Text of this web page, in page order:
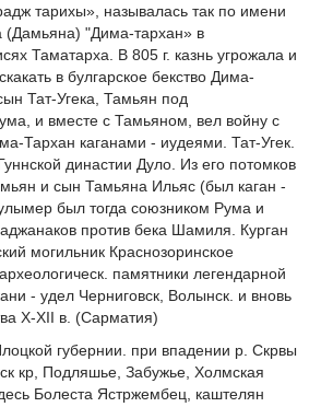
тарихы», называлась так по имени
(Дамьяна) "Дима-тархан» в
Таматарха. В 805 г. казнь угрожала и
в булгарское бекство Дима-
Тат-Угека, Тамьян под
и вместе с Тамьяном, вел войну с
Тархан каганами - иудеями. Тат-Угек.
династии Дуло. Из его потомков
и сын Тамьяна Ильяс (был каган -
был тогда союзником Рума и
против бека Шамиля. Курган
могильник Краснозоринское
памятники легендарной
- удел Черниговск, Волынск. и вновь
Х-ХII в. (Сарматия)
губернии. при впадении р. Скрвы
кр, Подляшье, Забужье, Холмская
Болеста Ястржембец, каштелян